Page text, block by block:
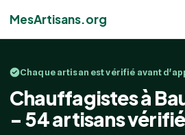
MesArtisans.org
Chaque artisan est vérifié avant
Chauffagistes à
- 54 artisans